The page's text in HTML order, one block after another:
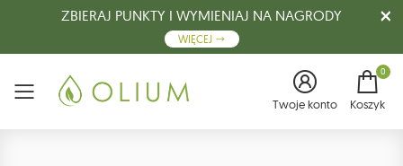
ZBIERAJ PUNKTY I WYMIENIAJ NA NAGRODY
WIĘCEJ
Menu Twoje konto
0
Koszyk